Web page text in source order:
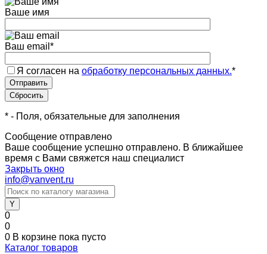
Ваше имя
Ваш email *
Я согласен на обработку персональных данных.*
* - Поля, обязательные для заполнения
Сообщение отправлено
Ваше сообщение успешно отправлено. В ближайшее
время с Вами свяжется наш специалист
Закрыть окно
info@vanvent.ru
0
0
0 В корзине пока пусто
Каталог товаров